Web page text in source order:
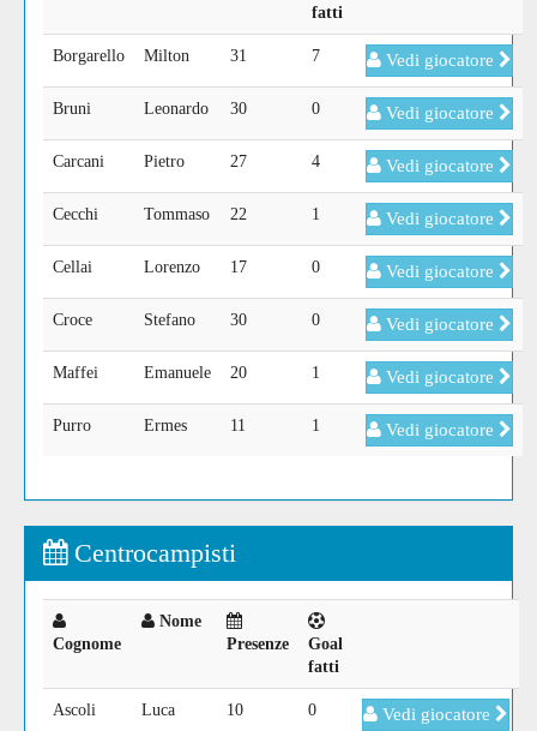
fatti
Borgarello Milton 31 7 Vedi giocatore
Bruni Leonardo 30 0 Vedi giocatore
Carcani Pietro 27 4 Vedi giocatore
Cecchi Tommaso 22 1 Vedi giocatore
Cellai Lorenzo 17 0 Vedi giocatore
Croce Stefano 30 0 Vedi giocatore
Maffei Emanuele 20 1 Vedi giocatore
Purro Ermes 11 1 Vedi giocatore
Centrocampisti
Cognome
Nome
Presenze
Goal
fatti
Ascoli Luca 10 0 Vedi giocatore